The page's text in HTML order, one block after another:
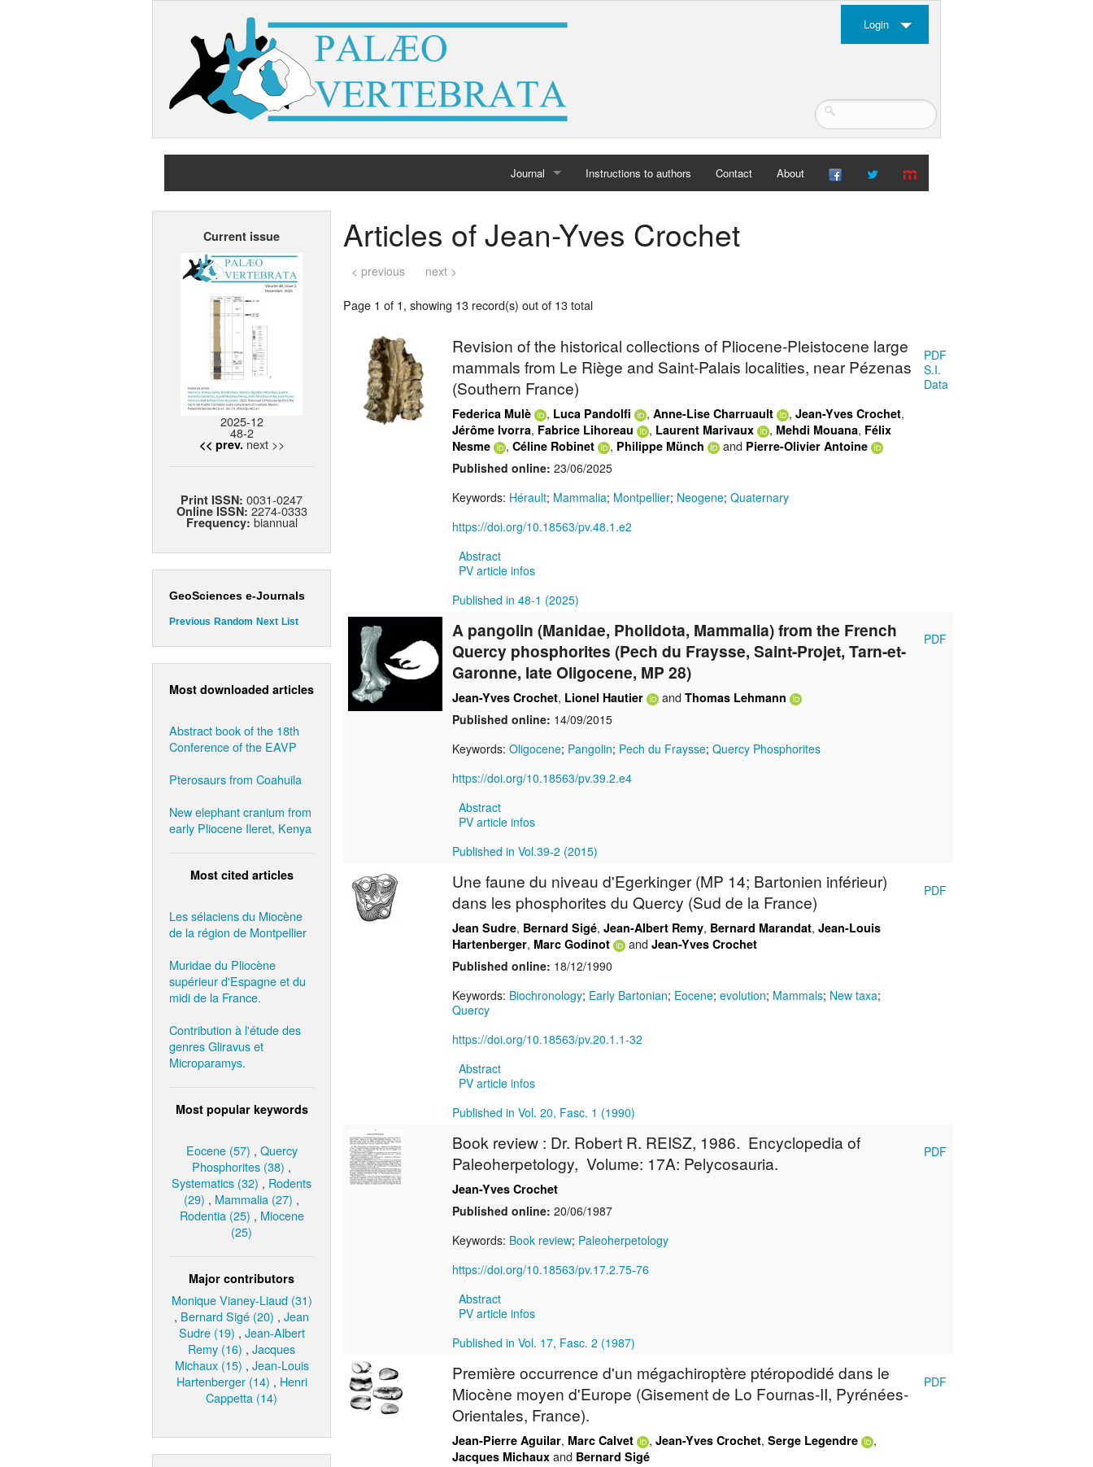
Login
Journal
Archives
Instructions to authors Contact About
Current issue
2025-12
48-2
<< prev. next >>
Print ISSN: 0031-0247
Online ISSN: 2274-0333
Frequency: biannual
GeoSciences e-Journals
Previous Random Next List
Most downloaded articles
Abstract book of the 18th
Conference of the EAVP
Pterosaurs from Coahuila
New elephant cranium from
early Pliocene Ileret, Kenya
Most cited articles
Les sélaciens du Miocène
de la région de Montpellier
Muridae du Pliocène
supérieur d'Espagne et du
midi de la France.
Contribution à l'étude des
genres Gliravus et
Microparamys.
Most popular keywords
Eocene (57) , Quercy
Phosphorites (38) ,
Systematics (32) , Rodents
(29) , Mammalia (27) ,
Rodentia (25) , Miocene
(25)
Major contributors
Monique Vianey-Liaud (31)
, Bernard Sigé (20) , Jean
Sudre (19) , Jean-Albert
Remy (16) , Jacques
Michaux (15) , Jean-Louis
Hartenberger (14) , Henri
Cappetta (14)
Articles of Jean-Yves Crochet
< previous next >
Page 1 of 1, showing 13 record(s) out of 13 total
Revision of the historical collections of Pliocene-Pleistocene large
mammals from Le Riège and Saint-Palais localities, near Pézenas
(Southern France)
Federica Mulè , Luca Pandolfi , Anne-Lise Charruault , Jean-Yves Crochet,
Jérôme Ivorra, Fabrice Lihoreau , Laurent Marivaux , Mehdi Mouana, Félix
Nesme
, Céline Robinet , Philippe Münch and Pierre-Olivier Antoine
Published online: 23/06/2025
Keywords: Hérault; Mammalia; Montpellier; Neogene; Quaternary
https://doi.org/10.18563/pv.48.1.e2
Abstract
PV article infos
Published in 48-1 (2025)
PDF
S.I.
Data
A pangolin (Manidae, Pholidota, Mammalia) from the French
Quercy phosphorites (Pech du Fraysse, Saint-Projet, Tarn-et-
Garonne, late Oligocene, MP 28)
Jean-Yves Crochet, Lionel Hautier and Thomas Lehmann
Published online: 14/09/2015
Keywords: Oligocene; Pangolin; Pech du Fraysse; Quercy Phosphorites
https://doi.org/10.18563/pv.39.2.e4
Abstract
PV article infos
Published in Vol.39-2 (2015)
PDF
Une faune du niveau d'Egerkinger (MP 14; Bartonien inférieur)
dans les phosphorites du Quercy (Sud de la France)
Jean Sudre, Bernard Sigé, Jean-Albert Remy, Bernard Marandat, Jean-Louis
Hartenberger, Marc Godinot and Jean-Yves Crochet
Published online: 18/12/1990
Keywords: Biochronology; Early Bartonian; Eocene; evolution; Mammals; New taxa;
Quercy
https://doi.org/10.18563/pv.20.1.1-32
Abstract
PV article infos
Published in Vol. 20, Fasc. 1 (1990)
PDF
Book review : Dr. Robert R. REISZ, 1986. Encyclopedia of
Paleoherpetology, Volume: 17A: Pelycosauria.
Jean-Yves Crochet
Published online: 20/06/1987
Keywords: Book review; Paleoherpetology
https://doi.org/10.18563/pv.17.2.75-76
Abstract
PV article infos
Published in Vol. 17, Fasc. 2 (1987)
PDF
Première occurrence d'un mégachiroptère ptéropodidé dans le
Miocène moyen d'Europe (Gisement de Lo Fournas-II, Pyrénées-
Orientales, France).
Jean-Pierre Aguilar, Marc Calvet , Jean-Yves Crochet, Serge Legendre ,
Jacques Michaux and Bernard Sigé
PDF